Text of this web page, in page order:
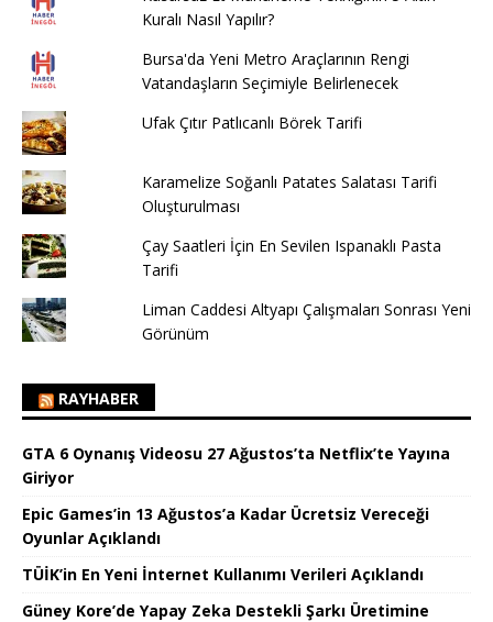
Kuralı Nasıl Yapılır?
Bursa'da Yeni Metro Araçlarının Rengi
Vatandaşların Seçimiyle Belirlenecek
Ufak Çıtır Patlıcanlı Börek Tarifi
Karamelize Soğanlı Patates Salatası Tarifi
Oluşturulması
Çay Saatleri İçin En Sevilen Ispanaklı Pasta
Tarifi
Liman Caddesi Altyapı Çalışmaları Sonrası Yeni
Görünüm
RAYHABER
GTA 6 Oynanış Videosu 27 Ağustos’ta Netflix’te Yayına
Giriyor
Epic Games’in 13 Ağustos’a Kadar Ücretsiz Vereceği
Oyunlar Açıklandı
TÜİK’in En Yeni İnternet Kullanımı Verileri Açıklandı
Güney Kore’de Yapay Zeka Destekli Şarkı Üretimine